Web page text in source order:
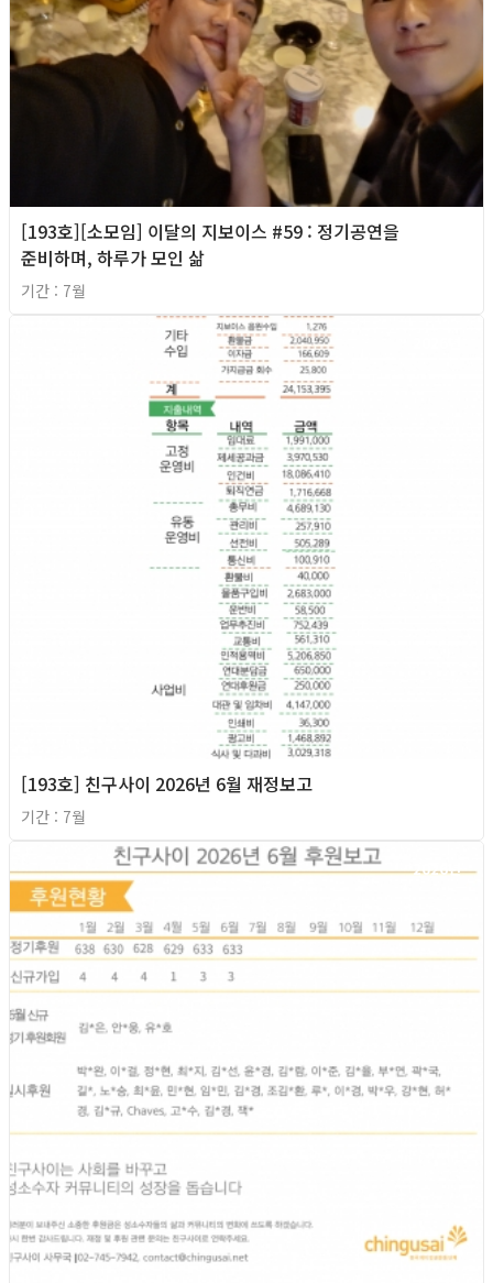
[193호][소모임] 이달의 지보이스 #59 : 정기공연을
준비하며, 하루가 모인 삶
기간 : 7월
[193호] 친구사이 2026년 6월 재정보고
기간 : 7월
2026년